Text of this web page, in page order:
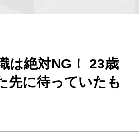
は絶対NG！ 23歳
先に待っていたも